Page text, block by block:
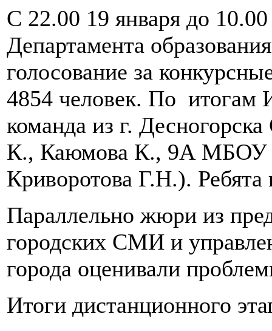
С 22.00 19 января до
Департамента
голосование за
4854 человек. По итогам
команда из г.
К., Каюмова К., 9А МБОУ
Криворотова Г.Н.). Ребята
Параллельно жюри из
городских СМИ и
города оценивали
Итоги дистанционного